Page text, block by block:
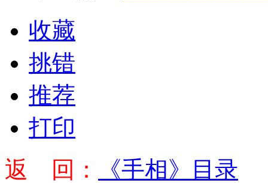
收藏
挑错
推荐
打印
返 回：
《手相》目录